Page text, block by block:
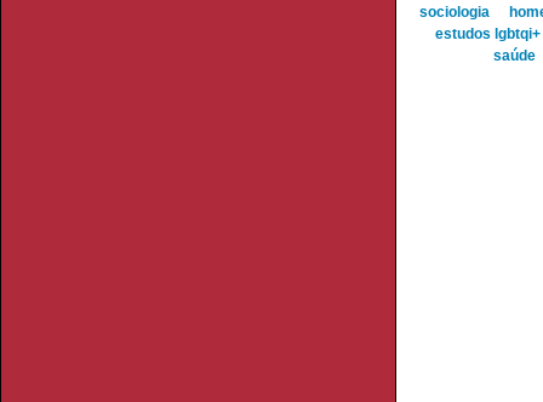
sociologia
estudos lgbtqi+
saúde